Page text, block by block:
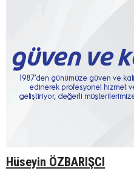
Hüseyin ÖZBARIŞCI